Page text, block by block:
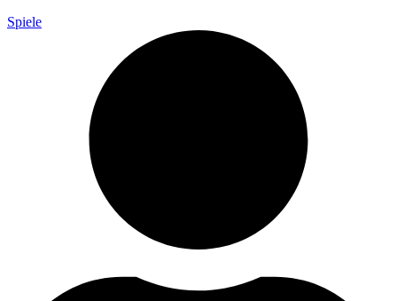
Spiele